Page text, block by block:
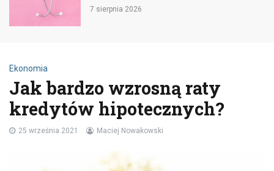
7 sierpnia 2026
Ekonomia
Jak bardzo wzrosną raty
kredytów hipotecznych?
25 września 2021 Maciej Nowakowski